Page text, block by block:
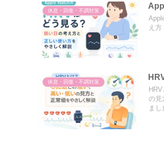
休息・回復・不調対策
え方
休息・回復・不調対策
の見
まし